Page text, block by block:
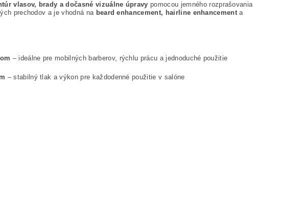
vlasov, brady a dočasné vizuálne úpravy pomocou jemného rozprašovania
prechodov a je vhodná na beard enhancement, hairline enhancementa
– ideálne pre mobilných barberov, rýchlu prácu a jednoduché použitie
– stabilný tlak a výkon pre každodenné použitie v salóne